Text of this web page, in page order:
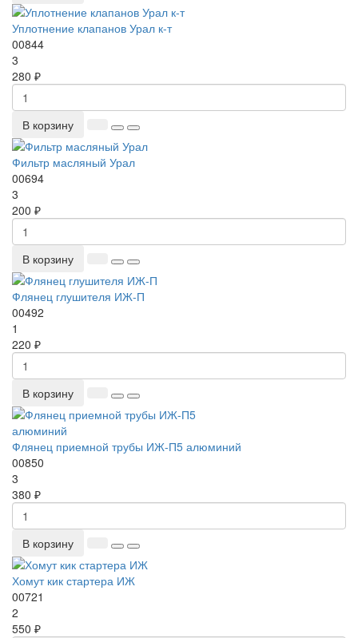
Уплотнение клапанов Урал к-т
00844
3
280 ₽
В корзину
Фильтр масляный Урал
00694
3
200 ₽
В корзину
Флянец глушителя ИЖ-П
00492
1
220 ₽
В корзину
Флянец приемной трубы ИЖ-П5 алюминий
00850
3
380 ₽
В корзину
Хомут кик стартера ИЖ
00721
2
550 ₽